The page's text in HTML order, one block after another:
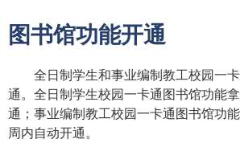
图书馆功能开通
全日制学生和事业编制教工校园一
通。全日制学生校园一卡通图书馆功能
通；事业编制教工校园一卡通图书馆功
周内自动开通。